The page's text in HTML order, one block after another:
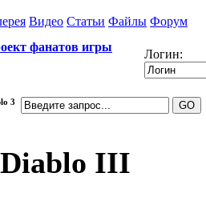
Видео Статьи Файлы Форум
фанатов игры
Логин:
3
Diablo III